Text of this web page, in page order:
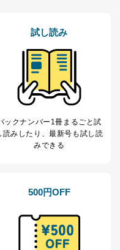
管理し､あらかじめ
提供することはあり
す。
のために必要がある
ことが困難であると
、本人の同意を得るこ
たはその委託を受け
ぼすおそれがあると
情報の取扱いを委
要な範囲で委託・提
ことがあります。
試し読み
ックナンバー1冊まるごと試
読み したり、最新号も試し読
みできる
500円OFF